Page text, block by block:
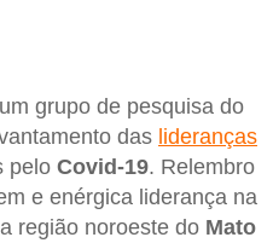
grupo de pesquisa do
das lideranças
pelo Covid-19. Relembro
e enérgica liderança na
região noroeste do Mato